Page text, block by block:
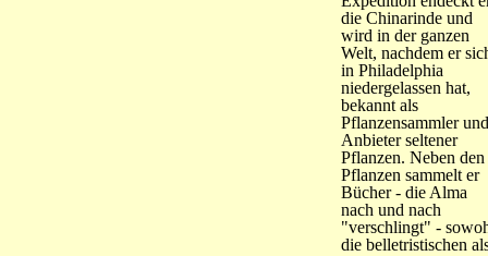
die Chinarinde und
wird in der ganzen
Welt, nachdem er
in Philadelphia
niedergelassen hat,
bekannt als
Pflanzensammler und
Anbieter seltener
Pflanzen. Neben den
Pflanzen sammelt er
Bücher - die Alma
nach und nach
"verschlingt" -
die belletristischen